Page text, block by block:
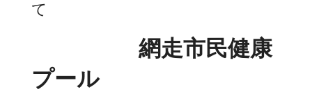
て
網走市民健康
プール